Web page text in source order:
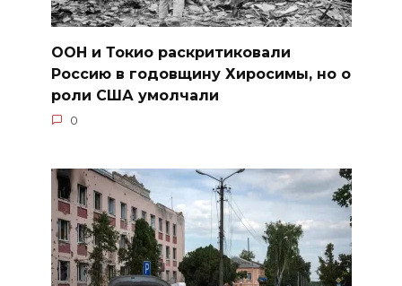
ООН и Токио раскритиковали
Россию в годовщину Хиросимы, но о
роли США умолчали
0